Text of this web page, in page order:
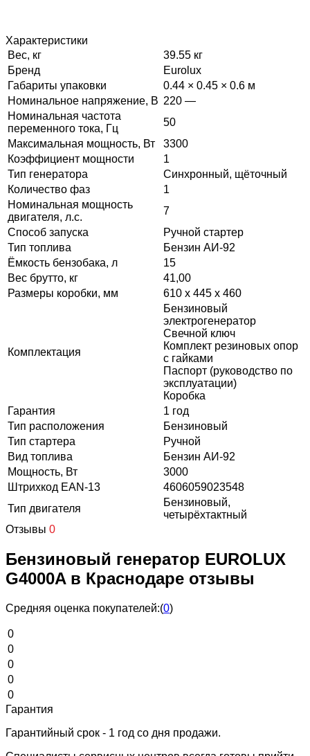
Характеристики
Вес, кг
39.55 кг
Бренд
Eurolux
Габариты упаковки
0.44 × 0.45 × 0.6 м
Номинальное напряжение, В 220 —
Номинальная частота
переменного тока, Гц
50
Максимальная мощность, Вт
3300
Коэффициент мощности
1
Тип генератора
Синхронный, щёточный
Количество фаз
1
Номинальная мощность
двигателя, л.с.
7
Способ запуска
Ручной стартер
Тип топлива
Бензин АИ-92
Ёмкость бензобака, л
15
Вес брутто, кг
41,00
Размеры коробки, мм
610 х 445 х 460
Комплектация
Бензиновый
электрогенератор
Свечной ключ
Комплект резиновых опор
с гайками
Паспорт (руководство по
эксплуатации)
Коробка
Гарантия
1 год
Тип расположения
Бензиновый
Тип стартера
Ручной
Вид топлива
Бензин АИ-92
Мощность, Вт
3000
Штрихкод EAN-13
4606059023548
Тип двигателя
Бензиновый,
четырёхтактный
Отзывы 0
Бензиновый генератор EUROLUX
G4000A в Краснодаре отзывы
Средняя оценка покупателей:(0)
0
0
0
0
0
Гарантия
Гарантийный срок - 1 год со дня продажи.